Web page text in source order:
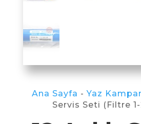
Ana Sayfa -Yaz
Servis Seti (Filtre